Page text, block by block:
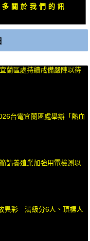
關於我們的訊
蘭區處持續戒備嚴陣以待
台電宜蘭區處舉辦「熱血
請養殖業加強用電檢測以
異彩 滿級分6人、頂標人